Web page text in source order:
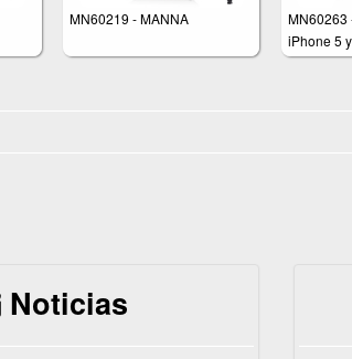
MN60219 - MANNA
MN60263
iPhone 5
Noticias